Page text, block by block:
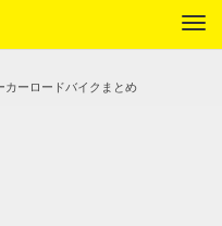
カーロードバイクまとめ